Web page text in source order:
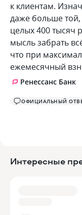
к клиентам.
даже больше
целых 400 тысяч
мысль забрать
что при
ежемесячный
Ренессанс Банк
ОФИЦИАЛЬНЫЙ
Интересные